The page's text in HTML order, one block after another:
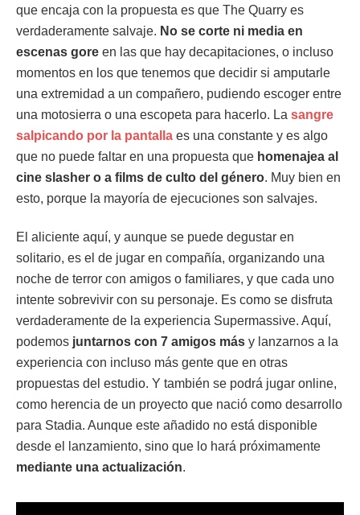
que encaja con la propuesta es que The Quarry es
verdaderamente salvaje. No se corte ni media en
escenas gore en las que hay decapitaciones, o incluso
momentos en los que tenemos que decidir si amputarle
una extremidad a un compañero, pudiendo escoger entre
una motosierra o una escopeta para hacerlo. La sangre
salpicando por la pantalla es una constante y es algo
que no puede faltar en una propuesta que homenajea al
cine slasher o a films de culto del género. Muy bien en
esto, porque la mayoría de ejecuciones son salvajes.
El aliciente aquí, y aunque se puede degustar en
solitario, es el de jugar en compañía, organizando una
noche de terror con amigos o familiares, y que cada uno
intente sobrevivir con su personaje. Es como se disfruta
verdaderamente de la experiencia Supermassive. Aquí,
podemos juntarnos con 7 amigos más y lanzarnos a la
experiencia con incluso más gente que en otras
propuestas del estudio. Y también se podrá jugar online,
como herencia de un proyecto que nació como desarrollo
para Stadia. Aunque este añadido no está disponible
desde el lanzamiento, sino que lo hará próximamente
mediante una actualización.